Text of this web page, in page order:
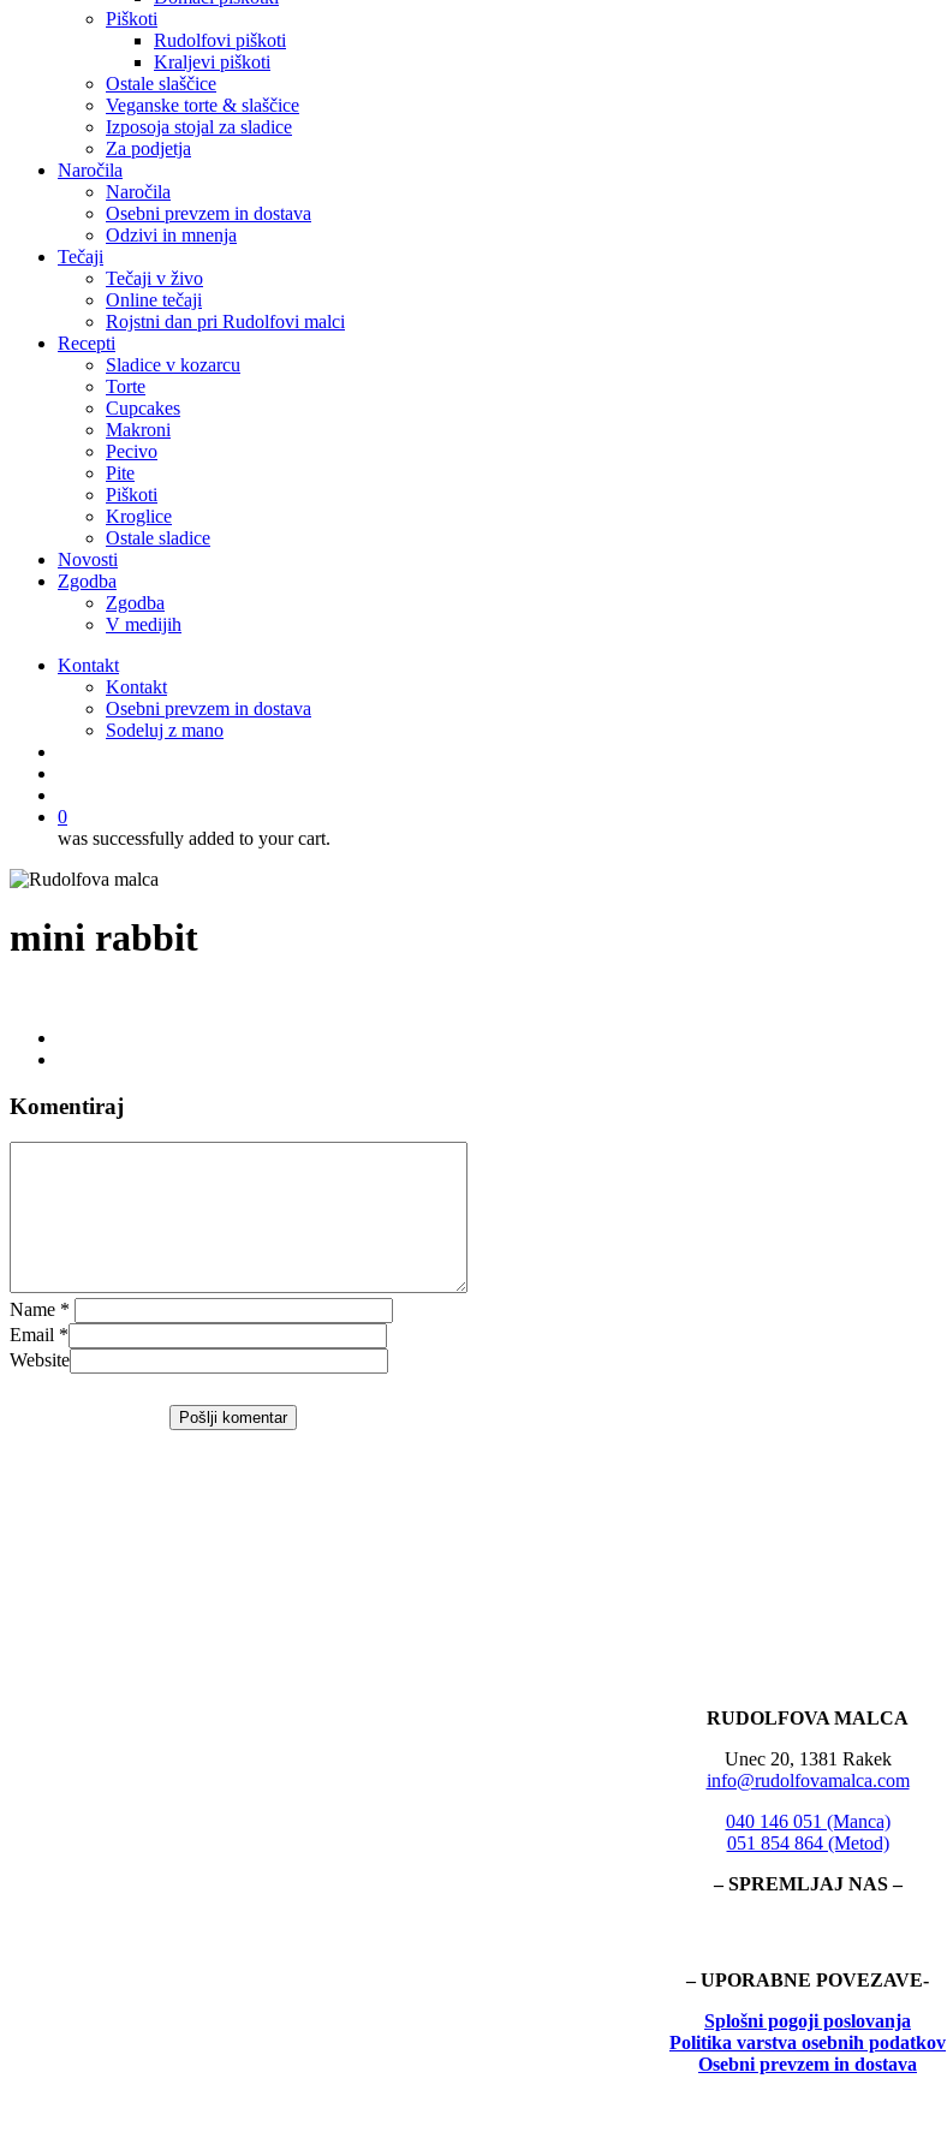
Piškoti
Rudolfovi piškoti
Kraljevi piškoti
Ostale slaščice
Veganske torte & slaščice
Izposoja stojal za sladice
Za podjetja
Naročila
Naročila
Osebni prevzem in dostava
Odzivi in mnenja
Tečaji
Tečaji v živo
Online tečaji
Rojstni dan pri Rudolfovi malci
Recepti
Sladice v kozarcu
Torte
Cupcakes
Makroni
Pecivo
Pite
Piškoti
Kroglice
Ostale sladice
Novosti
Zgodba
Zgodba
V medijih
Kontakt
Kontakt
Osebni prevzem in dostava
Sodeluj z mano
0
was successfully added to your cart.
mini rabbit
Komentiraj
Name *
Email *
Website
RUDOLFOVA MALCA
Unec 20, 1381 Rakek
info@rudolfovamalca.com
040 146 051 (Manca)
051 854 864 (Metod)
– SPREMLJAJ NAS –
– UPORABNE POVEZAVE-
Splošni pogoji poslovanja
Politika varstva osebnih podatkov
Osebni prevzem in dostava